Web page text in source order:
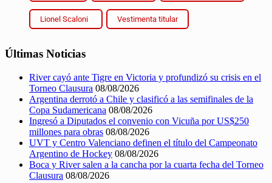
Lionel Scaloni Vestimenta titular
Últimas Noticias
River cayó ante Tigre en Victoria y profundizó su crisis en el
Torneo Clausura 08/08/2026
Argentina derrotó a Chile y clasificó a las semifinales de la
Copa Sudamericana 08/08/2026
Ingresó a Diputados el convenio con Vicuña por US$250
millones para obras 08/08/2026
UVT y Centro Valenciano definen el título del Campeonato
Argentino de Hockey 08/08/2026
Boca y River salen a la cancha por la cuarta fecha del Torneo
Clausura 08/08/2026